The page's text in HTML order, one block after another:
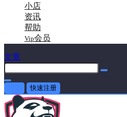
小店
资讯
帮助
Vip会员
文章
快速注册